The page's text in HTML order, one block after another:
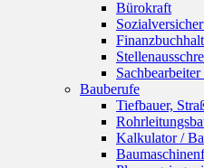
Bürokraft
Bauberufe
Tiefbauer,
Kalkulator /